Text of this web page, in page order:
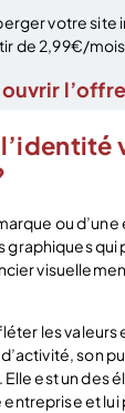
votre site
de 2,99€/mois
l’offre
ou
graphiques
les valeurs
son
est un des
entreprise et